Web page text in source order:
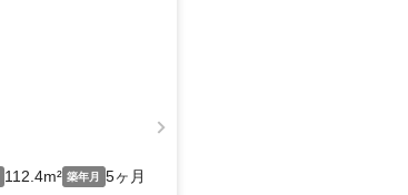
112.4m² 築年月 5ヶ月